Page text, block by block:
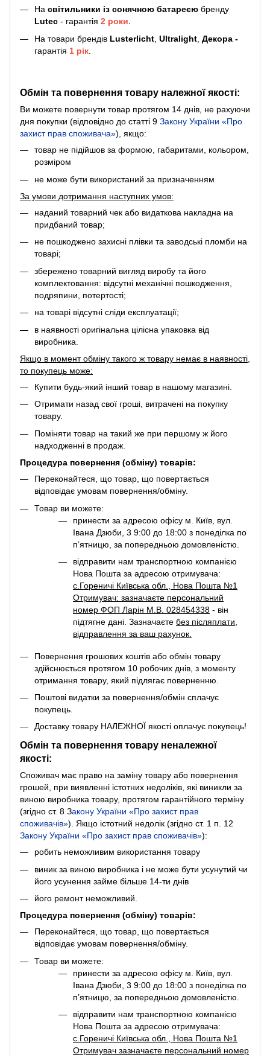
На світильники із сонячною батареєю бренду
Lutec - гарантія 2 роки.
На товари брендів Lusterlicht Ultralight Декора -
гарантія 1 рік
Обмін та повернення товару належної якості:
Ви можете повернути товар протягом 14 днів, не рахуючи
дня покупки (відповідно до статті 9 Закону України «Про
захист прав споживача»), якщо:
товар не підійшов за формою, габаритами, кольором,
розміром
не може бути використаний за призначенням
За умови дотримання наступних умов:
наданий товарний чек або видаткова накладна на
придбаний товар;
не пошкоджено захисні плівки та заводські пломби на
товарі;
збережено товарний вигляд виробу та його
комплектовання: відсутні механічні пошкодження,
подряпини, потертості;
на товарі відсутні сліди експлуатації;
в наявності оригінальна цілісна упаковка від
виробника.
Якщо в момент обміну такого ж товару немає в наявності,
то покупець може:
Купити будь-який інший товар в нашому магазині.
Отримати назад свої гроші, витрачені на покупку
товару.
Поміняти товар на такий же при першому ж його
надходженні в продаж.
Процедура повернення (обміну) товарів:
Переконайтеся, що товар, що повертається
відповідає умовам повернення/обміну.
Товар ви можете:
принести за адресою офісу м. Київ, вул.
Івана Дзюби, 3 9:00 до 18:00 з понеділка по
п’ятницю, за попередньою домовленістю.
відправити нам транспортною компанією
Нова Пошта за адресою отримувача:
с.Гореничі Київська обл., Нова Пошта №1
Отримувач: зазначаєте персональний
номер ФОП Ларін М.В. 028454338 - він
підтягне дані. Зазначаєте без післяплати
відправлення за ваш рахунок.
Повернення грошових коштів або обмін товару
здійснюється протягом 10 робочих днів, з моменту
отримання товару, який підлягає поверненню.
Поштові видатки за повернення/обмін сплачує
покупець.
Доставку товару НАЛЕЖНОЇ якості оплачує покупець!
Обмін та повернення товару неналежної
якості:
Споживач має право на заміну товару або повернення
грошей, при виявленні істотних недоліків, які виникли за
виною виробника товару, протягом гарантійного терміну
(згідно ст. 8 Закону України «Про захист прав
споживачів»). Якщо істотний недолік (згідно ст. 1 п. 12
Закону України «Про захист прав споживачів»):
робить неможливим використання товару
виник за виною виробника і не може бути усунутий чи
його усунення займе більше 14-ти днів
його ремонт неможливий.
Процедура повернення (обміну) товарів:
Переконайтеся, що товар, що повертається
відповідає умовам повернення/обміну.
Товар ви можете:
принести за адресою офісу м. Київ, вул.
Івана Дзюби, 3 9:00 до 18:00 з понеділка по
п’ятницю, за попередньою домовленістю.
відправити нам транспортною компанією
Нова Пошта за адресою отримувача:
с.Гореничі Київська обл., Нова Пошта №1
Отримувач зазначаєте персональний номер